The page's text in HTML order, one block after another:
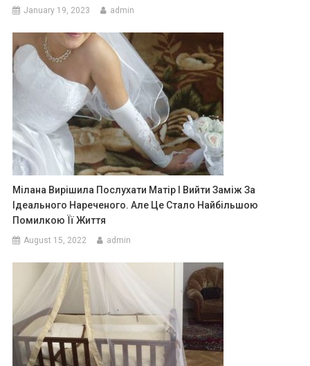
January 19, 2023 admin
Мілана Вирішила Послухати Матір І Вийти Заміж За
Ідеального Нареченого. Але Це Стало Найбільшою
Помилкою Її Життя
August 15, 2022 admin